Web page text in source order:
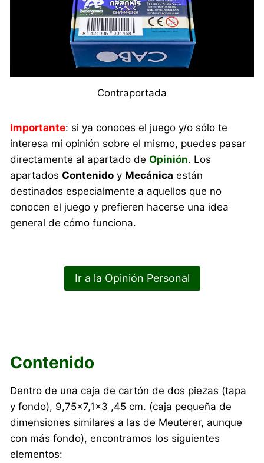
Contraportada
Importante: si ya conoces el juego y/o sólo te
interesa mi opinión sobre el mismo, puedes pasar
directamente al apartado deOpinión. Los
apartadosContenido y Mecánica están
destinados especialmente a aquellos que no
conocen el juego y prefieren hacerse una idea
general de cómo funciona.
Ir a la Opinión Personal
Contenido
Dentro de una caja de cartón de dos piezas (tapa
y fondo), 9,75×7,1×3 ,45 cm. (caja pequeña de
dimensiones similares a las de Meuterer, aunque
con más fondo), encontramos los siguientes
elementos: